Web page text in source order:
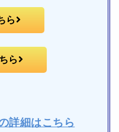
ら
ら
詳細はこちら